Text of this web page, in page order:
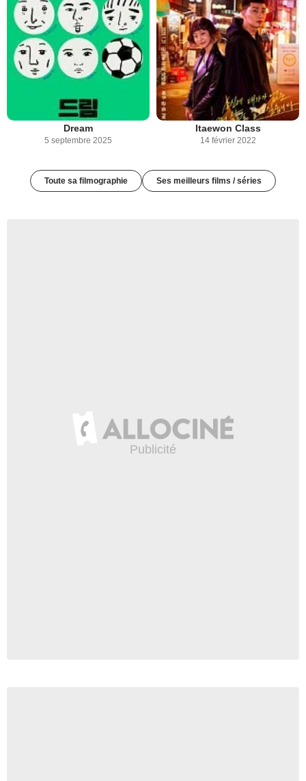
Dream
5 septembre 2025
Itaewon Class
14 février 2022
Toute sa filmographie Ses meilleurs films / séries